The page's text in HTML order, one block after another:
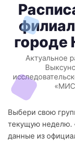
городе
Актуальное
Выбери свою
текущую неделю.
данные из